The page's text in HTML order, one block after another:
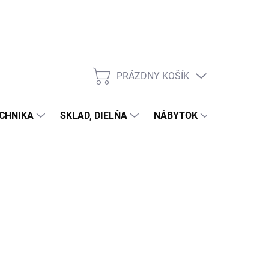
NÁKUPNÝ
PRÁZDNY KOŠÍK
SKLAD, DIELŇA NÁBYTOK